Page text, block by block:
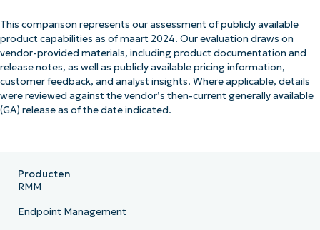
This comparison represents our assessment of publicly available
product capabilities as of maart 2024. Our evaluation draws on
vendor-provided materials, including product documentation and
release notes, as well as publicly available pricing information,
customer feedback, and analyst insights. Where applicable, details
were reviewed against the vendor’s then-current generally available
(GA) release as of the date indicated.
Producten
RMM
Endpoint Management